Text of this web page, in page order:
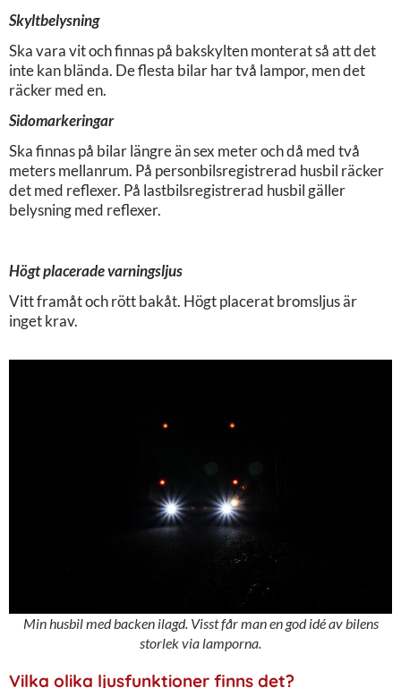
Skyltbelysning
Ska vara vit och finnas på bakskylten monterat så att det
inte kan blända. De flesta bilar har två lampor, men det
räcker med en.
Sidomarkeringar
Ska finnas på bilar längre än sex meter och då med två
meters mellanrum. På personbilsregistrerad husbil räcker
det med reflexer. På lastbilsregistrerad husbil gäller
belysning med reflexer.
Högt placerade varningsljus
Vitt framåt och rött bakåt. Högt placerat bromsljus är
inget krav.
Min husbil med backen ilagd. Visst får man en god idé av bilens
storlek via lamporna.
Vilka olika ljusfunktioner finns det?